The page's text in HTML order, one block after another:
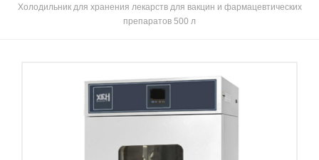
Холодильник для хранения лекарств для вакцин и фармацевтических
препаратов 500 л